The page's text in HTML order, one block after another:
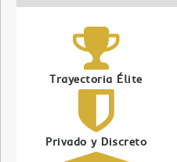
Trayectoria Élite
Privado y Discreto